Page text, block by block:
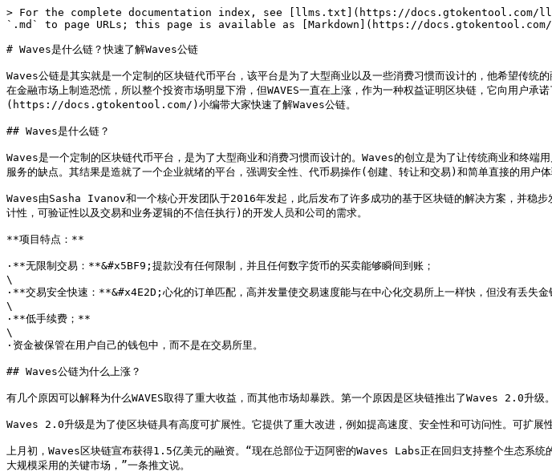
> For the complete documentation index, see [llms.txt](https://docs.gtokentool.com/
`.md` to page URLs; this page is available as [Markdown](https://
# Waves是什么链？快速了解Waves公链
Waves公链是其实就是一个定制的区块链代币平台，该平台是为了大型商业以及一些消费习惯而设计的，他希望传
在金融市场上制造恐慌，所以整个投资市场明显下滑，但WAVES一直在上涨，作为一种权益证明区块链，它向用
(https://docs.gtokentool.com/)小编带大家快速了解Waves公链。
## Waves是什么链？
Waves是一个定制的区块链代币平台，是为了大型商业和消费习惯而设计的。Waves的创立是为了让传统商业和终
服务的缺点。其结果是造就了一个企业就绪的平台，强调安全性、代币易操作(创建、转让和交易)和简单直接的用户
Waves由Sasha Ivanov和一个核心开发团队于2016年发起，此后发布了许多成功的基于区块链的解决方案，并稳
计性，可验证性以及交易和业务逻辑的不信任执行)的开发人员和公司的需求。
**项目特点：**
·**无限制交易：**&#x5BF9;提款没有任何限制，并且任何数字货币的买卖能够瞬间到账；
\
·**交易安全快速：**&#x4E2D;心化的订单匹配，高并发量使交易速度能与在中心化交易所上一样快，但没有丢失金
\
·**低手续费；**
\
·资金被保管在用户自己的钱包中，而不是在交易所里。
## Waves公链为什么上涨？
有几个原因可以解释为什么WAVES取得了重大收益，而其他市场却暴跌。第一个原因是区块链推出了Waves 2.0升级。
Waves 2.0升级是为了使区块链具有高度可扩展性。它提供了重大改进，例如提高速度、安全性和可访问性。
上月初，Waves区块链宣布获得1.5亿美元的融资。“现在总部位于迈阿密的Waves Labs正在回归支持整个生态系
大规模采用的关键市场，”一条推文说。